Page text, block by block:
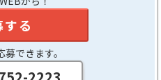
する
できます。